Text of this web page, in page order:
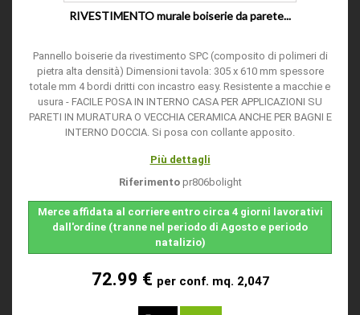
RIVESTIMENTO murale boiserie da parete...
Pannello boiserie da rivestimento SPC (composito di polimeri di
pietra alta densità) Dimensioni tavola: 305 x 610 mm spessore
totale mm 4 bordi dritti con incastro easy. Resistente a macchie e
usura - FACILE POSA IN INTERNO CASA PER APPLICAZIONI SU
PARETI IN MURATURA O VECCHIA CERAMICA ANCHE PER BAGNI E
INTERNO DOCCIA. Si posa con collante apposito.
Più dettagli
Riferimento pr806bolight
Merce affidata al corriere entro circa 4 giorni lavorativi
dall'ordine (tranne nel periodo di Agosto e periodo
natalizio)
72.99 € per conf. mq. 2,047